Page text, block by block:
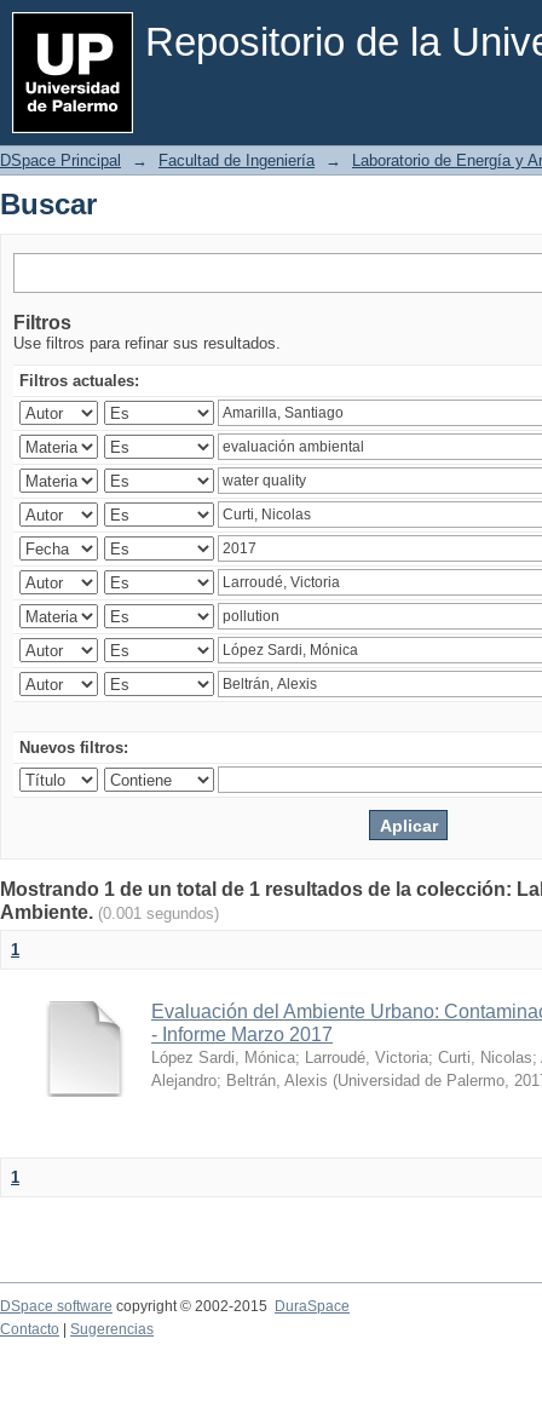
Repositorio de la
Buscar
DSpace Principal → Facultad de Ingeniería → Laboratorio de Energía y
Buscar
Filtros
Use filtros para refinar sus resultados.
Filtros actuales:
Nuevos filtros:
Mostrando 1 de un total de 1 resultados de la colección:
Ambiente. (0.001 segundos)
1
Evaluación del Ambiente Urbano:
- Informe Marzo 2017
López Sardi, Mónica; Larroudé, Victoria; Curti, Nicolas;
Alejandro; Beltrán, Alexis (Universidad de Palermo,
1
DSpace software copyright © 2002-2015
DuraSpace
Contacto
Sugerencias